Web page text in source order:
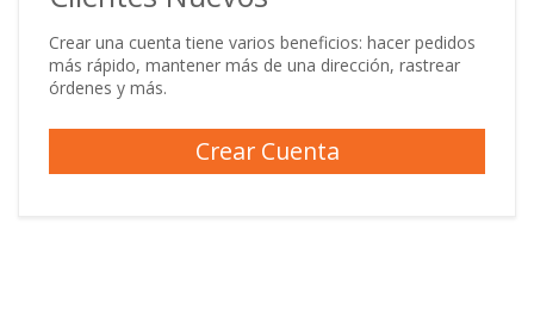
Crear una cuenta tiene varios beneficios: hacer pedidos
más rápido, mantener más de una dirección, rastrear
órdenes y más.
Crear Cuenta